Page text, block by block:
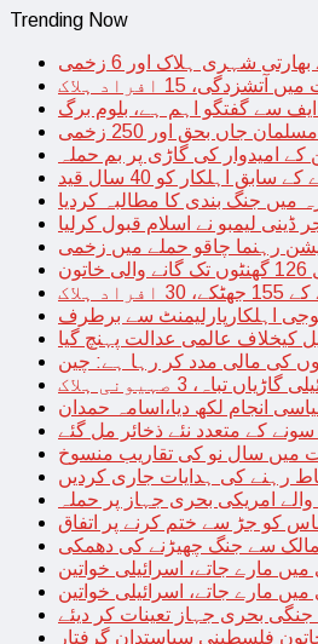
Trending Now
شہری ہلاک اور 6 زخمی
15 افراد ہلاک
ایف سے گفتگو اہم ہے، بلوم برگ
کے امیدوار کی گاڑی پر بم حملہ
اہلکار کو 40 سال قید
میں جنگ بندی کا مطالبہ کردیا
ڈینی لیمبو نے اسلام قبول کرلیا
رہنما چاقو حملے میں زخمی
ہلاک
کیخلاف عالمی عدالت پہنچ گیا
کی مالی مدد کر رہا ہے: چین
انجام لکھ دیا،اسامہ حمدان
کے متعدد نئے ذخائر مل گئے
میں سال نو کی تقاریب منسوخ
رہنے کی ہدایات جاری کردیں
امریکی بحری جہاز پر حملہ
کو جڑ سے ختم کرنے پر اتفاق
سے جنگ چھیڑنے کی دھمکی
مارے جاتے، اسرائیلی خواتین
مارے جاتے، اسرائیلی خواتین